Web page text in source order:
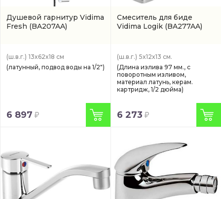
Душевой гарнитур Vidima
Fresh (BA207AA)
(ш.в.г.) 13x62x18 см
(латунный, подвод воды на 1/2")
6 897
Смеситель для биде
Vidima Logik (BA277AA)
(ш.в.г.) 5x12x13 см.
(Длина излива 97 мм., с
поворотным изливом,
материал латунь, керам.
картридж, 1/2 дюйма)
6 273